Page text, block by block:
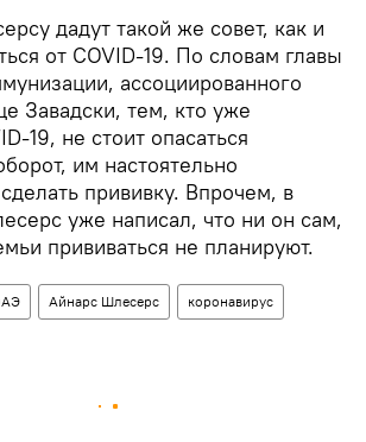
дадут такой же совет, как и
от COVID-19. По словам главы
ассоциированного
Завадски, тем, кто уже
19, не стоит опасаться
им настоятельно
прививку. Впрочем, в
уже написал, что ни он сам,
прививаться не планируют.
Айнарс Шлесерс коронавирус